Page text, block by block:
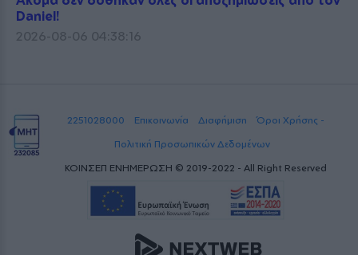
Daniel!
2026-08-06 04:38:16
2251028000 Επικοινωνία Διαφήμιση
Όροι Χρήσης -
Πολιτική Προσωπικών Δεδομένων
ΚΟΙΝΣΕΠ ΕΝΗΜΕΡΩΣΗ © 2019-2022 - All Right Reserved